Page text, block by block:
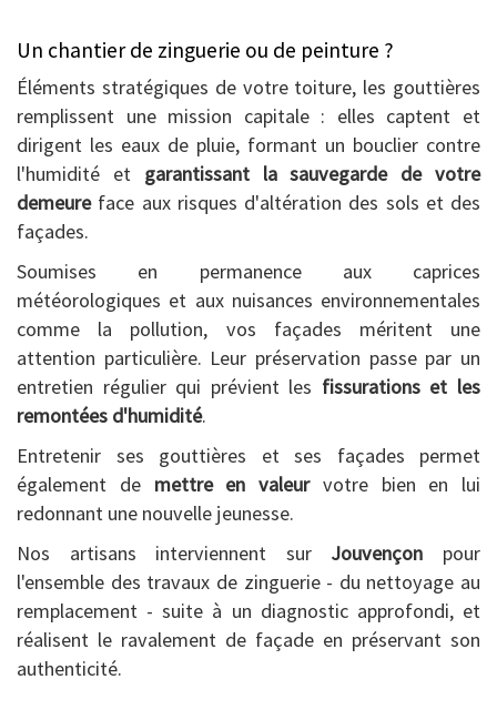
Un chantier de zinguerie ou de peinture ?
Éléments stratégiques de votre toiture, les gouttières
remplissent une mission capitale : elles captent et
dirigent les eaux de pluie, formant un bouclier contre
l'humidité et garantissant la sauvegarde de votre
demeureface aux risques d'altération des sols et des
façades.
Soumises en permanence aux caprices
météorologiques et aux nuisances environnementales
comme la pollution, vos façades méritent une
attention particulière. Leur préservation passe par un
entretien régulier qui prévient les fissurations et les
remontées d'humidité.
Entretenir ses gouttières et ses façades permet
également de mettre en valeurvotre bien en lui
redonnant une nouvelle jeunesse.
Nos artisans interviennent sur Jouvençon pour
l'ensemble des travaux de zinguerie - du nettoyage au
remplacement - suite à un diagnostic approfondi, et
réalisent le ravalement de façade en préservant son
authenticité.